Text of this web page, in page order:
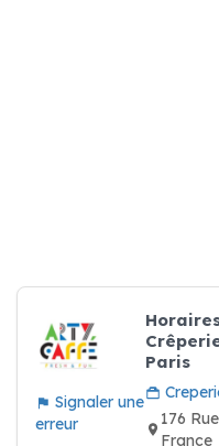
Signaler une
erreur
Paris
176
France